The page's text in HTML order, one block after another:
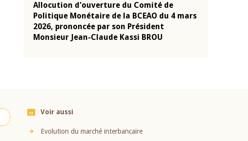
Allocution d'ouverture du Comité de
Politique Monétaire de la BCEAO du 4 mars
2026, prononcée par son Président
Monsieur Jean-Claude Kassi BROU
Voir aussi
Evolution du marché interbancaire